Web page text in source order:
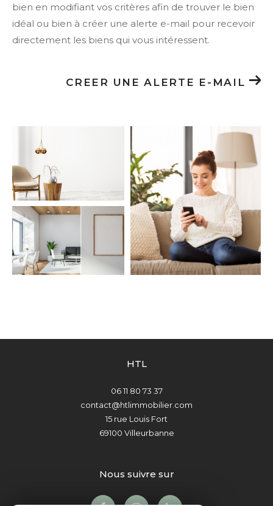
bien en modifiant vos critères afin de trouver le bien
idéal ou bien à créer une alerte e-mail pour recevoir
directement les biens qui vous intéressent.
CREER UNE ALERTE E-MAIL
HTL
06 11 80 73 37
contact@htlimmobilier.com
15 rue Louis Fort
69100
Villeurbanne
nous suivre sur